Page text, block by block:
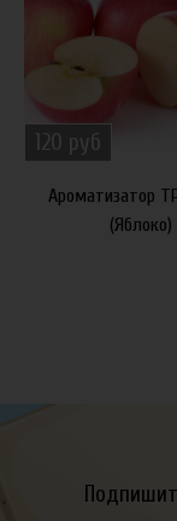
120 руб
Ароматизатор
(Яблоко)